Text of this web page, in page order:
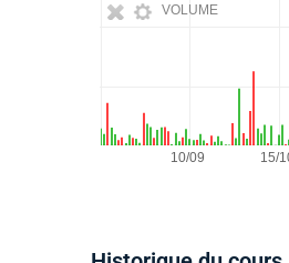
VOLUME